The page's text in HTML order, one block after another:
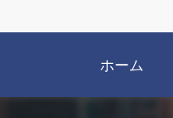
ホーム